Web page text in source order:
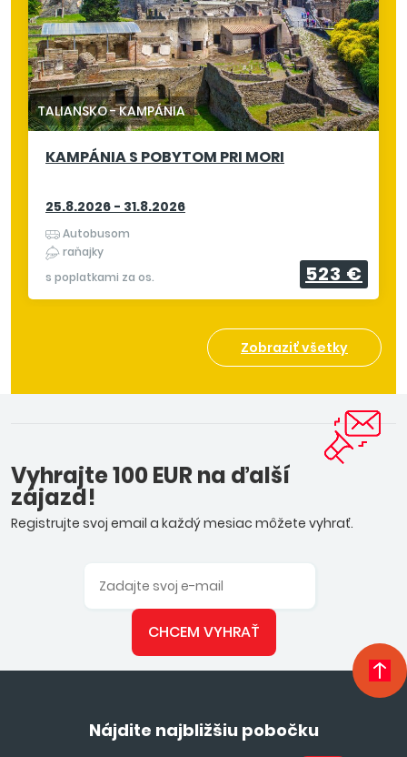
TALIANSKO-KAMPÁNIA
KAMPÁNIA S POBYTOM PRI MORI
25.8.2026 - 31.8.2026
Autobusom
raňajky
s poplatkami za os.
523 €
Zobraziť všetky
Vyhrajte 100 EUR na ďalší
zájazd!
Registrujte svoj email a každý mesiac môžete vyhrať.
CHCEM VYHRAŤ
Nájdite najbližšiu pobočku